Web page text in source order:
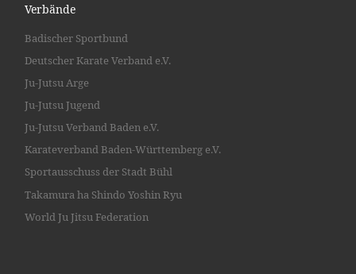
Verbände
Badischer Sportbund
Deutscher Karate Verband e.V.
Ju-Jutsu Arge
Ju-Jutsu Jugend
Ju-Jutsu Verband Baden e.V.
Karateverband Baden-Württemberg e.V.
Sportausschuss der Stadt Bühl
Takamura ha Shindo Yoshin Ryu
World Ju Jitsu Federation